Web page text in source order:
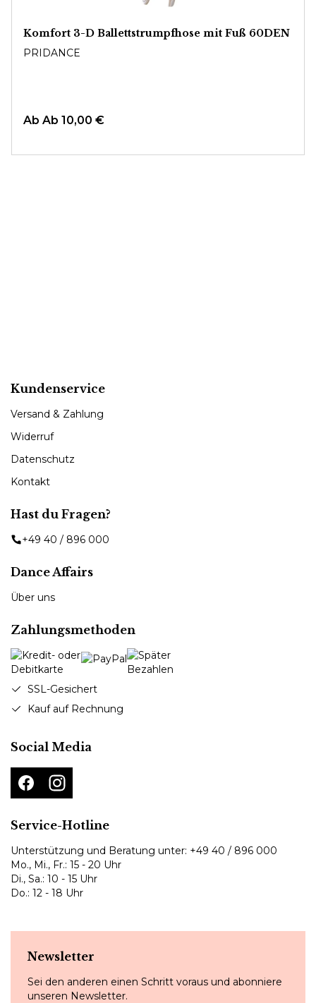
Komfort 3-D Ballettstrumpfhose mit Fuß 60DEN
PRIDANCE
Ab Ab 10,00 €
Kundenservice
Versand & Zahlung
Widerruf
Datenschutz
Kontakt
Hast du Fragen?
+49 40 / 896 000
Dance Affairs
Über uns
Zahlungsmethoden
SSL-Gesichert
Kauf auf Rechnung
Social Media
Service-Hotline
Unterstützung und Beratung unter: +49 40 / 896 000
Mo., Mi., Fr.: 15 - 20 Uhr
Di., Sa.: 10 - 15 Uhr
Do.: 12 - 18 Uhr
Newsletter
Sei den anderen einen Schritt voraus und abonniere
unseren Newsletter.